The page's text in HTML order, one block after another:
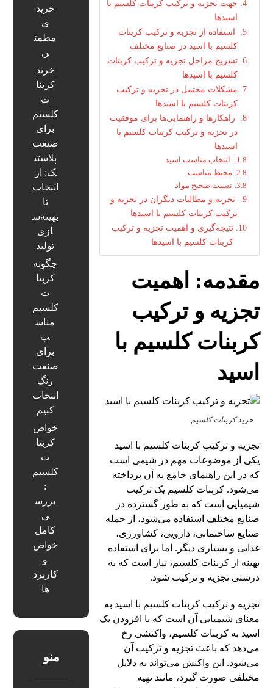
جهت تجزیه و ترکیب کربنات کلسیم با
اسیدها
استفاده از تجزیه و ترکیب کربنات
کلسیم با اسید در صنایع مختلف
تشریح مراحل تجزیه و ترکیب کربنات
کلسیم با اسیدها
مشکلات محتمل در تجزیه و ترکیب
کربنات کلسیم با اسیدها
راهکارها و راهنمایی‌ها برای موفقیت
در تجزیه و ترکیب کربنات کلسیم با
اسیدها
انتخاب مناسب اسید
محیط مناسب
نسبت صحیح مواد
تجربه و مطالبات دیگران در تجزیه و
ترکیب کربنات کلسیم با اسیدها
نتیجه‌گیری و اهمیت تجزیه و ترکیب
کربنات کلسیم با اسیدها
مقدمه: اهمیت
تجزیه و ترکیب
کربنات کلسیم با
اسید
خرید کربنات کلسیم
تجزیه و ترکیب کربنات کلسیم با اسید
یکی از موضوعات مهم در شیمی است
که در این راهنمای جامع به آن پرداخته
می‌شود. کربنات کلسیم یک ترکیب
شیمیایی است که به طور گسترده در
صنایع مختلف استفاده می‌شود، از جمله
صنایع ساختمانی، دارویی، کشاورزی،
غذایی و بسیاری دیگر. اما برای استفاده
بهینه از کربنات کلسیم، نیاز است که به
درستی تجزیه و ترکیب شود.
تجزیه و ترکیب کربنات کلسیم با اسید به
معنای شیمیایی آن است که با افزودن یک
اسید به کربنات کلسیم، واکنشی رخ
می‌دهد که باعث تجزیه و ترکیب آن
می‌شود. این واکنش می‌تواند به دلایل
مختلفی صورت گیرد، مانند تهیه
خرید
ی
مطمئ
ن
خرید
کربنا
ت
کلسیم
برای
صنعت
پلاستی
ک: از
انتخاب
تا
بهینه‌س
ازی
تولید
چگونه
کربنا
ت
کلسیم
مناس
ب
برای
صنعت
رنگ
انتخاب
کنیم
خواص
کربنا
ت
کلسیم
:
بررس
ی
کامل
خواص
و
کاربرد
ها
منو